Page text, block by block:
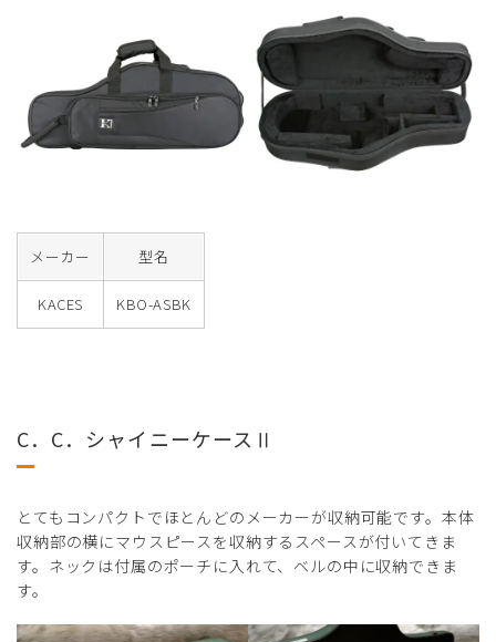
メーカー 型名
KACES KBO-ASBK
C．C．シャイニーケースⅡ
とてもコンパクトでほとんどのメーカーが収納可能です。本体
収納部の横にマウスピースを収納するスペースが付いてきま
す。ネックは付属のポーチに入れて、ベルの中に収納できま
す。